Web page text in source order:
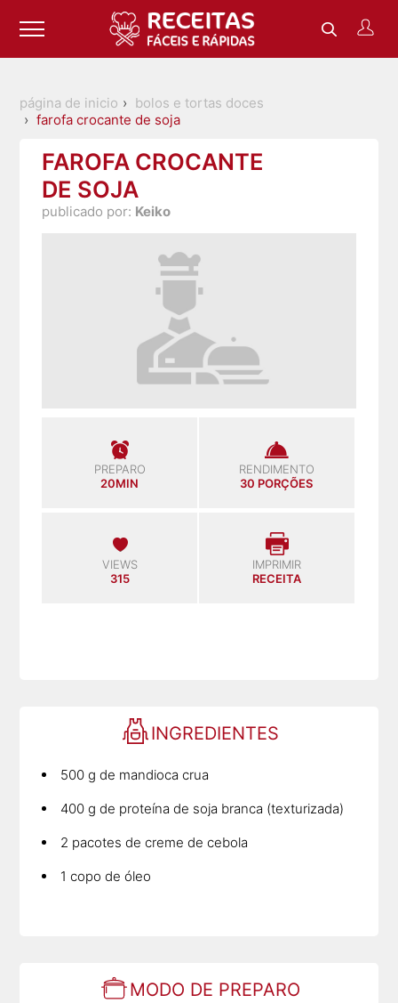
página de inicio
bolos e tortas doces
farofa crocante de soja
FAROFA CROCANTE
DE SOJA
publicado por: Keiko
PREPARO
20MIN
RENDIMENTO
30 PORÇÕES
VIEWS
315
IMPRIMIR
RECEITA
INGREDIENTES
500 g de mandioca crua
400 g de proteína de soja branca (texturizada)
2 pacotes de creme de cebola
1 copo de óleo
MODO DE PREPARO